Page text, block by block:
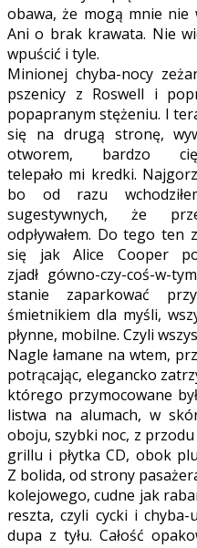
obawa, że mogą mnie nie
Ani o brak krawata. Nie
wpuścić i tyle.
Minionej chyba-nocy
pszenicy z Roswell i
popapranym stężeniu. I
się na drugą stronę,
otworem, bardzo
telepało mi kredki.
bo od razu
sugestywnych, że
odpływałem. Do tego ten
się jak Alice Cooper
zjadł gówno-czy-coś-w-
stanie zaparkować
śmietnikiem dla myśli,
płynne, mobilne. Czyli
Nagle łamane na wtem,
potrącając, elegancko
którego przymocowane
listwa na alumach, w
oboju, szybki noc, z przodu
grillu i płytka CD, obok
Z bolida, od strony
kolejowego, cudne jak
reszta, czyli cycki i
dupa z tyłu. Całość